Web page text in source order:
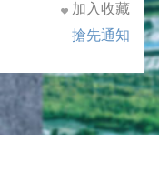
加入收藏
搶先通知